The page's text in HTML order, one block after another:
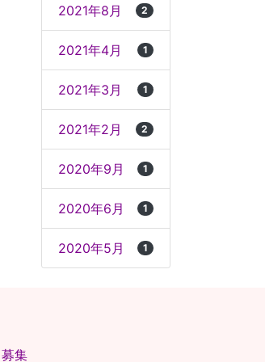
2021年8月 2
2021年4月 1
2021年3月 1
2021年2月 2
2020年9月 1
2020年6月 1
2020年5月 1
募集